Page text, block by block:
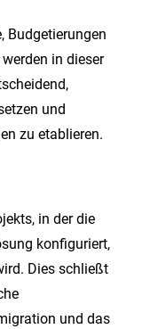
Budgetierungen
in dieser
und
zu etablieren.
in der die
konfiguriert,
Dies schließt
und das